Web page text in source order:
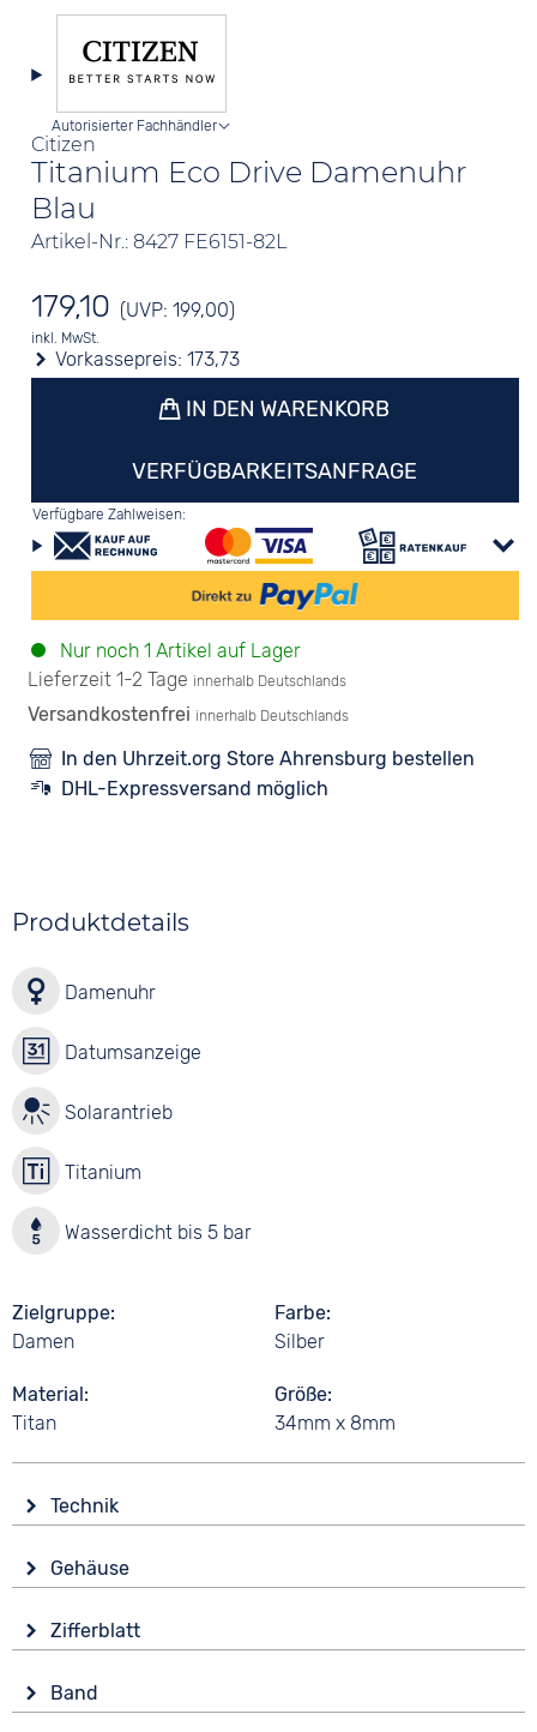
Citizen
Titanium Eco Drive Damenuhr
Blau
Artikel-Nr.: 8427 FE6151-82L
Autorisierter Fachhändler
179,10 (UVP: 199,00)
inkl. MwSt.
Vorkassepreis:173,73
IN DEN WARENKORB
VERFÜGBARKEITSANFRAGE
Verfügbare Zahlweisen:
Nur noch 1 Artikel auf Lager
Lieferzeit 1-2 Tage innerhalb Deutschlands
Versandkostenfrei innerhalb Deutschlands
In den Uhrzeit.org Store Ahrensburg bestellen
DHL-Expressversand möglich
Produktdetails
Damenuhr
Datumsanzeige
Solarantrieb
Titanium
Wasserdicht bis 5 bar
Zielgruppe
Damen
Farbe
Silber
Material
Titan
Größe
34mm x 8mm
Technik
Solar
Funktionen
Datumsanzeige
Wasserdicht
5 bar
Gehäuse
Mineralglas
Form
Tonneau/Oval
Zifferblatt
Analog
Band